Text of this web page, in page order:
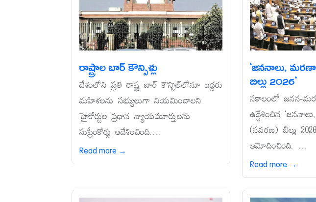
రాష్ట్రాల బార్‌ కౌన్సిళ్లు
దేశంలోని ప్రతి రాష్ట్ర బార్‌ కౌన్సిల్‌లోనూ ఇద్దరు
మహిళలను సభ్యులుగా నియమించాలని
హైకోర్టుల ప్రధాన న్యాయమూర్తులను
సుప్రీంకోర్టు ఆదేశించింది....
Read more →
‘జననాలు,
బిల్లు 2026’
సకాలంలో జనన-
ఉద్దేశించిన
(సవరణ) బిల్లు
ఆమోదించింది. ...
Read more →